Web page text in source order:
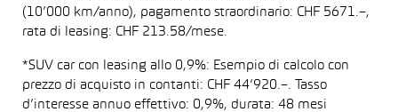
(10’000 km/anno), pagamento straordinario: CHF 5671.–,
rata di leasing: CHF 213.58/mese.
*SUV car con leasing allo 0,9%: Esempio di calcolo con
prezzo di acquisto in contanti: CHF 44’920.–. Tasso
d’interesse annuo effettivo: 0,9%, durata: 48 mesi